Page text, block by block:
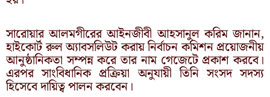
সারোয়ার আলমগীরের আইনজীবী আহসানুল করিম জানান,
হাইকোর্ট রুল অ্যাবসলিউট করায় নির্বাচন কমিশন প্রয়োজনীয়
আনুষ্ঠানিকতা সম্পন্ন করে তার নাম গেজেটে প্রকাশ করবে।
এরপর সাংবিধানিক প্রক্রিয়া অনুযায়ী তিনি সংসদ সদস্য
হিসেবে দায়িত্ব পালন করবেন।